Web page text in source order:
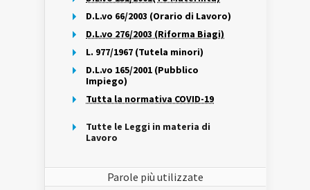
D.L.vo 66/2003 (Orario di Lavoro)
D.L.vo 276/2003 (Riforma Biagi)
L. 977/1967 (Tutela minori)
D.L.vo 165/2001 (Pubblico
Impiego)
Tutta la normativa COVID-19
Tutte le Leggi in materia di
Lavoro
Parole più utilizzate